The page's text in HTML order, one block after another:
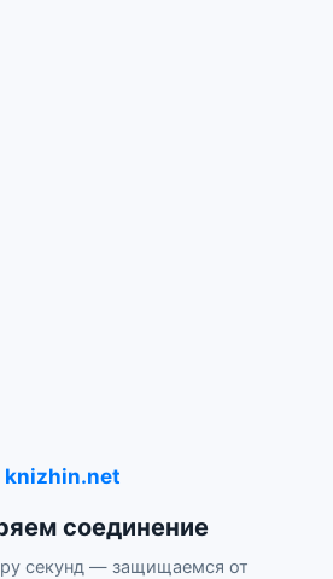
knizhin.net
соединение
секунд — защищаемся от